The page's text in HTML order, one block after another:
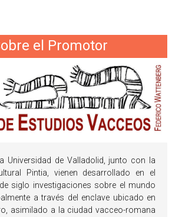
el Promotor
Universidad de Valladolid, junto con la
Pintia, vienen desarrollado en el
siglo investigaciones sobre el mundo
a través del enclave ubicado en
asimilado a la ciudad vacceo-romana